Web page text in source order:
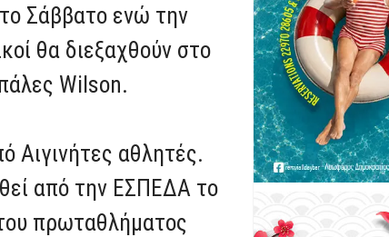
Σάββατο ενώ την
θα διεξαχθούν στο
Wilson.
Αιγινήτες αθλητές.
από την ΕΣΠΕΔΑ το
πρωταθλήματος